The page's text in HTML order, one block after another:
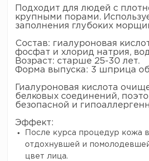
Подходит для людей с
крупными порами.
заполнения глубоких
Состав: гиалуроновая
фосфат и хлорид натрия,
Возраст: старше 25-30 лет.
Форма выпуска: 3 шприца
Гиалуроновая кислота
белковых соединений,
безопасной и
Эффект:
После курса процедур кожа
отдохнувшей и
цвет лица.